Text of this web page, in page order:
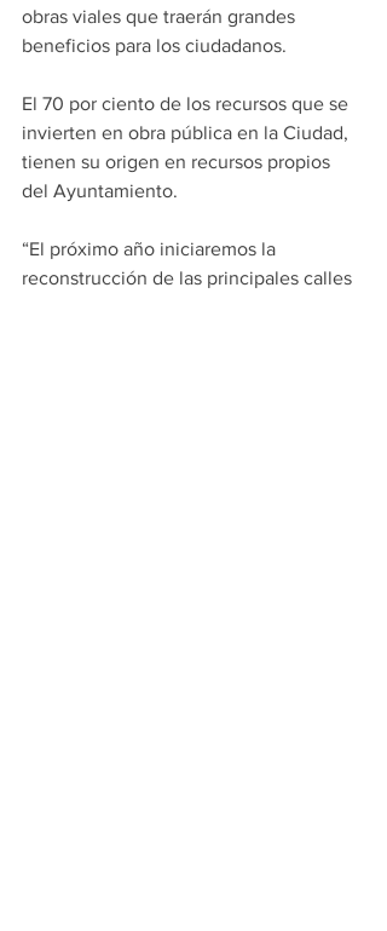
obras viales que traerán grandes
beneficios para los ciudadanos.
El 70 por ciento de los recursos que se
invierten en obra pública en la Ciudad,
tienen su origen en recursos propios
del Ayuntamiento.
“El próximo año iniciaremos la
reconstrucción de las principales calles